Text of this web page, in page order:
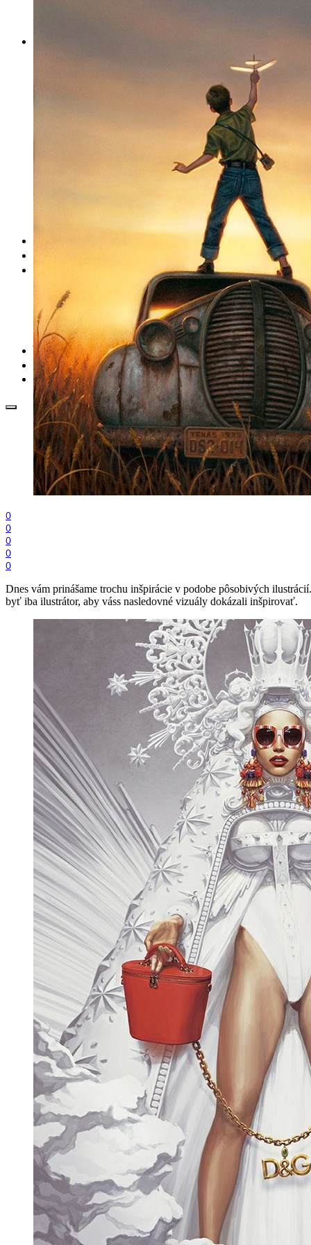
slovník pojmov
QR generátor
.cdr online konvertor
lorem ipsum generátor
zistiť názov fontu – What the Font
WORKSHOPY
BAZÁR
zaslať súbor do rubriky Od detepákov
0
0
0
0
0
Dnes vám prinášame trochu inšpirácie v podobe pôsobivých
byť iba ilustrátor, aby váss nasledovné vizuály dokázali inšpirovať.